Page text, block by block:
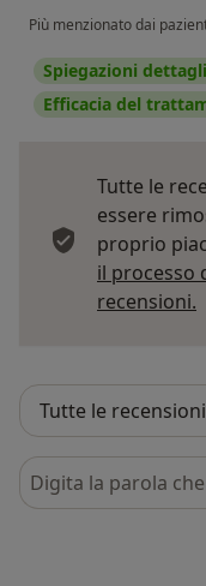
Più menzionato dai
Spiegazioni
Efficacia del
Tutte le
essere
proprio
il processo
recensioni.
Cerca nelle